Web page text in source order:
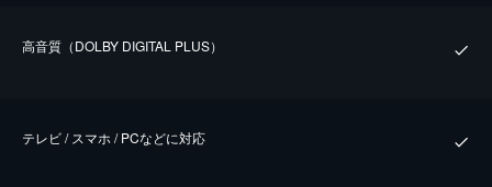
⾼⾳質（DOLBY DIGITAL PLUS）
テレビ / スマホ / PCなどに対応